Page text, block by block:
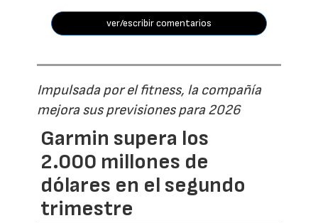
ver/escribir comentarios
Impulsada por el fitness, la compañía
mejora sus previsiones para 2026
Garmin supera los
2.000 millones de
dólares en el segundo
trimestre